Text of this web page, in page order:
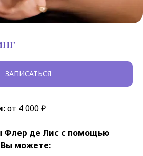
ЗАПИСАТЬСЯ
от 4 000 ₽
Флер де Лис с помощью
можете: